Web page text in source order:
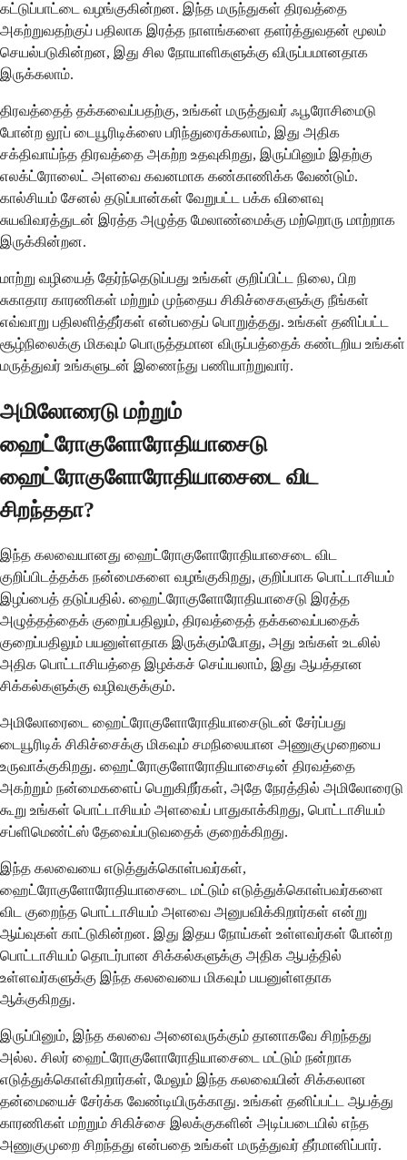
கட்டுப்பாட்டை வழங்குகின்றன. இந்த மருந்துகள் திரவத்தை
அகற்றுவதற்குப் பதிலாக இரத்த நாளங்களை தளர்த்துவதன் மூலம்
செயல்படுகின்றன, இது சில நோயாளிகளுக்கு விருப்பமானதாக
இருக்கலாம்.
திரவத்தைத் தக்கவைப்பதற்கு, உங்கள் மருத்துவர் ஃபூரோசிமைடு
போன்ற லூப் டையூரிடிக்ஸை பரிந்துரைக்கலாம், இது அதிக
சக்திவாய்ந்த திரவத்தை அகற்ற உதவுகிறது, இருப்பினும் இதற்கு
எலக்ட்ரோலைட் அளவை கவனமாக கண்காணிக்க வேண்டும்.
கால்சியம் சேனல் தடுப்பான்கள் வேறுபட்ட பக்க விளைவு
சுயவிவரத்துடன் இரத்த அழுத்த மேலாண்மைக்கு மற்றொரு மாற்றாக
இருக்கின்றன.
மாற்று வழியைத் தேர்ந்தெடுப்பது உங்கள் குறிப்பிட்ட நிலை, பிற
சுகாதார காரணிகள் மற்றும் முந்தைய சிகிச்சைகளுக்கு நீங்கள்
எவ்வாறு பதிலளித்தீர்கள் என்பதைப் பொறுத்தது. உங்கள் தனிப்பட்ட
சூழ்நிலைக்கு மிகவும் பொருத்தமான விருப்பத்தைக் கண்டறிய உங்கள்
மருத்துவர் உங்களுடன் இணைந்து பணியாற்றுவார்.
அமிலோரைடு மற்றும்
ஹைட்ரோகுளோரோதியாசைடு
ஹைட்ரோகுளோரோதியாசைடை விட
சிறந்ததா?
இந்த கலவையானது ஹைட்ரோகுளோரோதியாசைடை விட
குறிப்பிடத்தக்க நன்மைகளை வழங்குகிறது, குறிப்பாக பொட்டாசியம்
இழப்பைத் தடுப்பதில். ஹைட்ரோகுளோரோதியாசைடு இரத்த
அழுத்தத்தைக் குறைப்பதிலும், திரவத்தைத் தக்கவைப்பதைக்
குறைப்பதிலும் பயனுள்ளதாக இருக்கும்போது, ​​அது உங்கள் உடலில்
அதிக பொட்டாசியத்தை இழக்கச் செய்யலாம், இது ஆபத்தான
சிக்கல்களுக்கு வழிவகுக்கும்.
அமிலோரைடை ஹைட்ரோகுளோரோதியாசைடுடன் சேர்ப்பது
டையூரிடிக் சிகிச்சைக்கு மிகவும் சமநிலையான அணுகுமுறையை
உருவாக்குகிறது. ஹைட்ரோகுளோரோதியாசைடின் திரவத்தை
அகற்றும் நன்மைகளைப் பெறுகிறீர்கள், அதே நேரத்தில் அமிலோரைடு
கூறு உங்கள் பொட்டாசியம் அளவைப் பாதுகாக்கிறது, பொட்டாசியம்
சப்ளிமெண்ட்ஸ் தேவைப்படுவதைக் குறைக்கிறது.
இந்த கலவையை எடுத்துக்கொள்பவர்கள்,
ஹைட்ரோகுளோரோதியாசைடை மட்டும் எடுத்துக்கொள்பவர்களை
விட குறைந்த பொட்டாசியம் அளவை அனுபவிக்கிறார்கள் என்று
ஆய்வுகள் காட்டுகின்றன. இது இதய நோய்கள் உள்ளவர்கள் போன்ற
பொட்டாசியம் தொடர்பான சிக்கல்களுக்கு அதிக ஆபத்தில்
உள்ளவர்களுக்கு இந்த கலவையை மிகவும் பயனுள்ளதாக
ஆக்குகிறது.
இருப்பினும், இந்த கலவை அனைவருக்கும் தானாகவே சிறந்தது
அல்ல. சிலர் ஹைட்ரோகுளோரோதியாசைடை மட்டும் நன்றாக
எடுத்துக்கொள்கிறார்கள், மேலும் இந்த கலவையின் சிக்கலான
தன்மையைச் சேர்க்க வேண்டியிருக்காது. உங்கள் தனிப்பட்ட ஆபத்து
காரணிகள் மற்றும் சிகிச்சை இலக்குகளின் அடிப்படையில் எந்த
அணுகுமுறை சிறந்தது என்பதை உங்கள் மருத்துவர் தீர்மானிப்பார்.